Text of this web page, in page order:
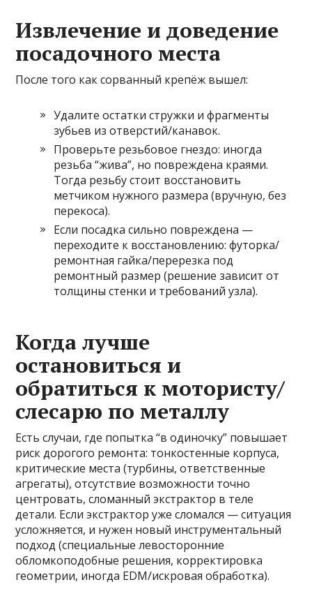
Извлечение и доведение
посадочного места
После того как сорванный крепёж вышел:
Удалите остатки стружки и фрагменты
зубьев из отверстий/канавок.
Проверьте резьбовое гнездо: иногда
резьба “жива”, но повреждена краями.
Тогда резьбу стоит восстановить
метчиком нужного размера (вручную, без
перекоса).
Если посадка сильно повреждена —
переходите к восстановлению: футорка/
ремонтная гайка/перерезка под
ремонтный размер (решение зависит от
толщины стенки и требований узла).
Когда лучше
остановиться и
обратиться к мотористу/
слесарю по металлу
Есть случаи, где попытка “в одиночку” повышает
риск дорогого ремонта: тонкостенные корпуса,
критические места (турбины, ответственные
агрегаты), отсутствие возможности точно
центровать, сломанный экстрактор в теле
детали. Если экстрактор уже сломался — ситуация
усложняется, и нужен новый инструментальный
подход (специальные левосторонние
обломкоподобные решения, корректировка
геометрии, иногда EDM/искровая обработка).